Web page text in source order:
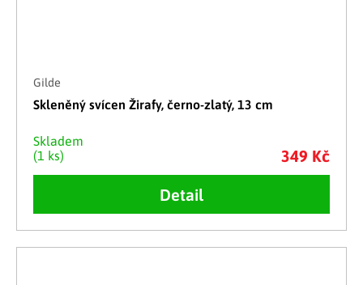
Gilde
Skleněný svícen Žirafy, černo-zlatý, 13 cm
Skladem
(1 ks)
349 Kč
Detail